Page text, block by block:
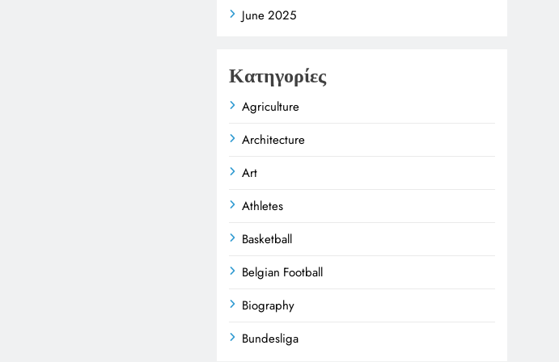
June 2025
Κατηγορίες
Agriculture
Architecture
Art
Athletes
Basketball
Belgian Football
Biography
Bundesliga